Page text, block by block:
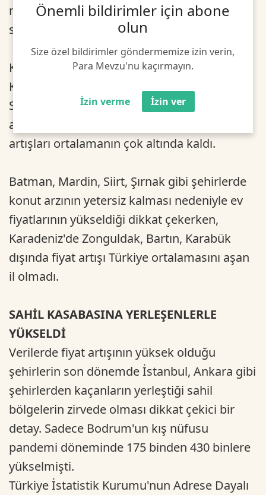
Önemli bildirimler için abone
olun
Size özel bildirimler göndermemize izin verin,
Para Mevzu'nu kaçırmayın.
İzin verme İzin ver
rağmen konut fiyatları çok hızlı bir yükseliş
sergiledi.
Kilis, Adıyaman, Gaziantep ve Hatay,
Kahramanmaraş, Osmaniye'de özellikle
Suriyeli mültecilerin etkisiyle yaşanan fiyat
artışları devam ederken, İstanbul'da ise fiyat
artışları ortalamanın çok altında kaldı.
Batman, Mardin, Siirt, Şırnak gibi şehirlerde
konut arzının yetersiz kalması nedeniyle ev
fiyatlarının yükseldiği dikkat çekerken,
Karadeniz'de Zonguldak, Bartın, Karabük
dışında fiyat artışı Türkiye ortalamasını aşan
il olmadı.
SAHİL KASABASINA YERLEŞENLERLE
YÜKSELDİ
Verilerde fiyat artışının yüksek olduğu
şehirlerin son dönemde İstanbul, Ankara gibi
şehirlerden kaçanların yerleştiği sahil
bölgelerin zirvede olması dikkat çekici bir
detay. Sadece Bodrum'un kış nüfusu
pandemi döneminde 175 binden 430 binlere
yükselmişti.
Türkiye İstatistik Kurumu'nun Adrese Dayalı